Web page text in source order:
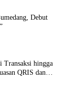
Debut
Transaksi hingga
QRIS dan